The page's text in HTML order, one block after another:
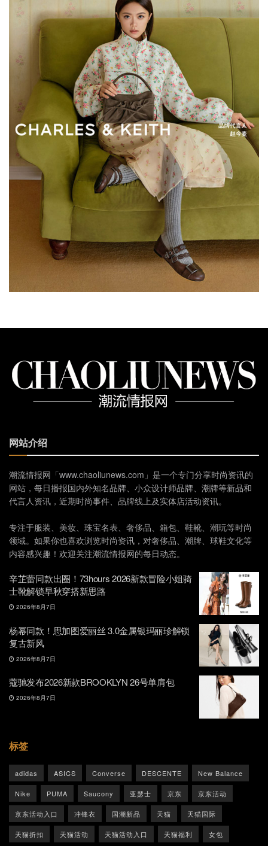
网站介绍
潮流情报网「www.chaoliunews.com」是一个专门分享时尚资讯的
网站，每日播报国内外知名品牌、小众设计师品牌、潮牌等新品和
代言人资讯，近期时尚事件、品牌线上及实体店活动资讯。
专注于服装、美妆、珠宝名表、奢侈品、箱包、鞋靴、潮玩等时尚
领域。如果你也喜欢浏览时尚资讯，对奢侈品、潮牌、球鞋文化等
内容感兴趣！欢迎关注潮流情报网的每日动态。
辛芷蕾同款出圈！73hours 2026新款冒险小姐骑
士靴解锁早秋穿搭新思路
2026年8月7日
杨幂同款！思加图爱丽丝 3.0金属银玛丽珍解锁
复古新风
2026年8月7日
蔻驰发布2026新款BROOKLYN 26号单肩包
2026年8月7日
标签
adidas ASICS Converse DESCENTE New Balance
Nike PUMA Saucony 亚瑟士 京东 京东活动
京东活动入口 冲锋衣 国潮新品 天猫 天猫国际
天猫折扣 天猫活动 天猫活动入口 天猫福利 女包